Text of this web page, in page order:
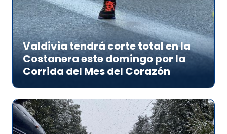
Valdivia tendrá corte total en la
Costanera este domingo por la
Corrida del Mes del Corazón